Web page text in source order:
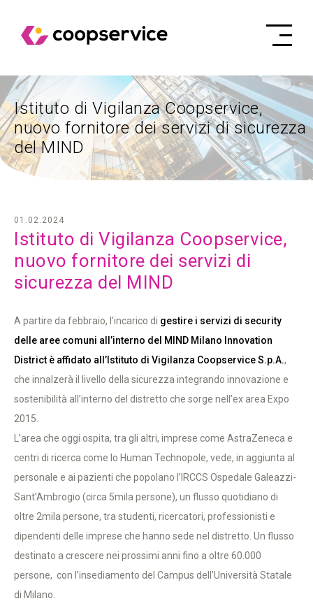
Istituto di Vigilanza Coopservice,
nuovo fornitore dei servizi di sicurezza
del MIND
Istituto di Vigilanza Coopservice,
nuovo fornitore dei servizi di
sicurezza del MIND
01.02.2024
A partire da febbraio, l’incarico di gestire i servizi di security
delle aree comuni all’interno del MIND Milano Innovation
District è affidato all’Istituto di Vigilanza Coopservice S.p.A.,
che innalzerà il livello della sicurezza integrando innovazione e
sostenibilità all’interno del distretto che sorge nell’ex area Expo
2015.
L’area che oggi ospita, tra gli altri, imprese come AstraZeneca e
centri di ricerca come lo Human Technopole, vede, in aggiunta al
personale e ai pazienti che popolano l’IRCCS Ospedale Galeazzi-
Sant’Ambrogio (circa 5mila persone), un flusso quotidiano di
oltre 2mila persone, tra studenti, ricercatori, professionisti e
dipendenti delle imprese che hanno sede nel distretto. Un flusso
destinato a crescere nei prossimi anni fino a oltre 60.000
persone, con l’insediamento del Campus dell’Università Statale
di Milano.